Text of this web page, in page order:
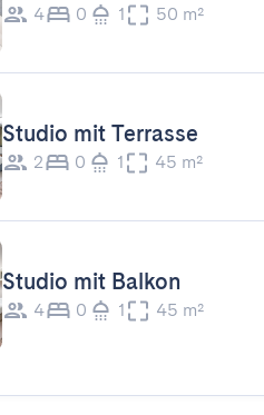
4 0 1 50 m²
Studio mit Terrasse
2 0 1 45 m²
Studio mit Balkon
4 0 1 45 m²